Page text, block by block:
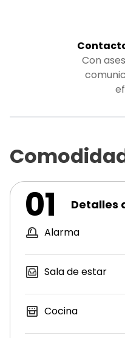
Con
01 Detalles
Alarma
Sala de estar
Cocina